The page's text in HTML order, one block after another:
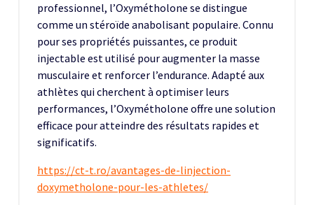
professionnel, l’Oxymétholone se distingue
comme un stéroïde anabolisant populaire. Connu
pour ses propriétés puissantes, ce produit
injectable est utilisé pour augmenter la masse
musculaire et renforcer l’endurance. Adapté aux
athlètes qui cherchent à optimiser leurs
performances, l’Oxymétholone offre une solution
efficace pour atteindre des résultats rapides et
significatifs.
https://ct-t.ro/avantages-de-linjection-
doxymetholone-pour-les-athletes/